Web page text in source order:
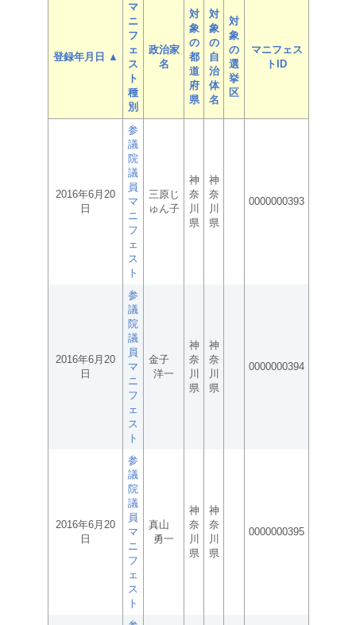
登録年月日 ▲
マ
ニ
フ
ェ
ス
ト
種
別
政治家
名
対
象
の
都
道
府
県
対
象
の
自
治
体
名
対
象
の
選
挙
区
マニフェス
トID
2016年6月20
日
参
議
院
議
員
マ
ニ
フ
ェ
ス
ト
三原じ
ゅん子
神
奈
川
県
神
奈
川
県
0000000393
2016年6月20
日
参
議
院
議
員
マ
ニ
フ
ェ
ス
ト
金子
洋一
神
奈
川
県
神
奈
川
県
0000000394
2016年6月20
日
参
議
院
議
員
マ
ニ
フ
ェ
ス
ト
真山
勇一
神
奈
川
県
神
奈
川
県
0000000395